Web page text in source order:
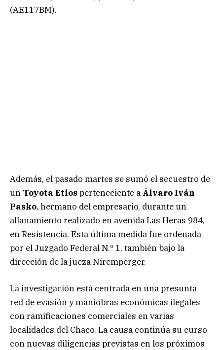
(AE117BM).
Además, el pasado martes se sumó el secuestro de
un Toyota Etios perteneciente a Álvaro Iván
Pasko, hermano del empresario, durante un
allanamiento realizado en avenida Las Heras 984,
en Resistencia. Esta última medida fue ordenada
por el Juzgado Federal N.º 1, también bajo la
dirección de la jueza Niremperger.
La investigación está centrada en una presunta
red de evasión y maniobras económicas ilegales
con ramificaciones comerciales en varias
localidades del Chaco. La causa continúa su curso
con nuevas diligencias previstas en los próximos